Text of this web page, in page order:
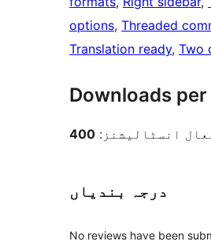
options, Threaded
Translation ready, Two
Downloads
انسٹالیشنز:
درجہ بندیاں
No reviews have been